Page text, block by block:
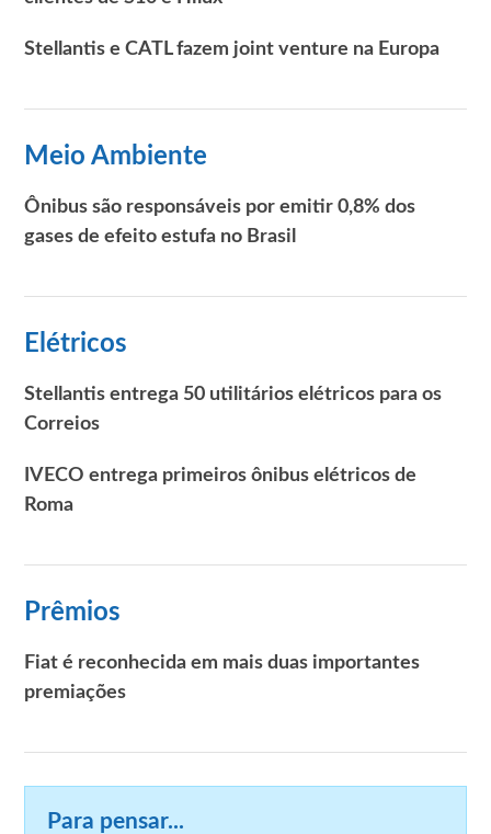
Stellantis e CATL fazem joint venture na Europa
Meio Ambiente
Ônibus são responsáveis por emitir 0,8% dos
gases de efeito estufa no Brasil
Elétricos
Stellantis entrega 50 utilitários elétricos para os
Correios
IVECO entrega primeiros ônibus elétricos de
Roma
Prêmios
Fiat é reconhecida em mais duas importantes
premiações
Para pensar...